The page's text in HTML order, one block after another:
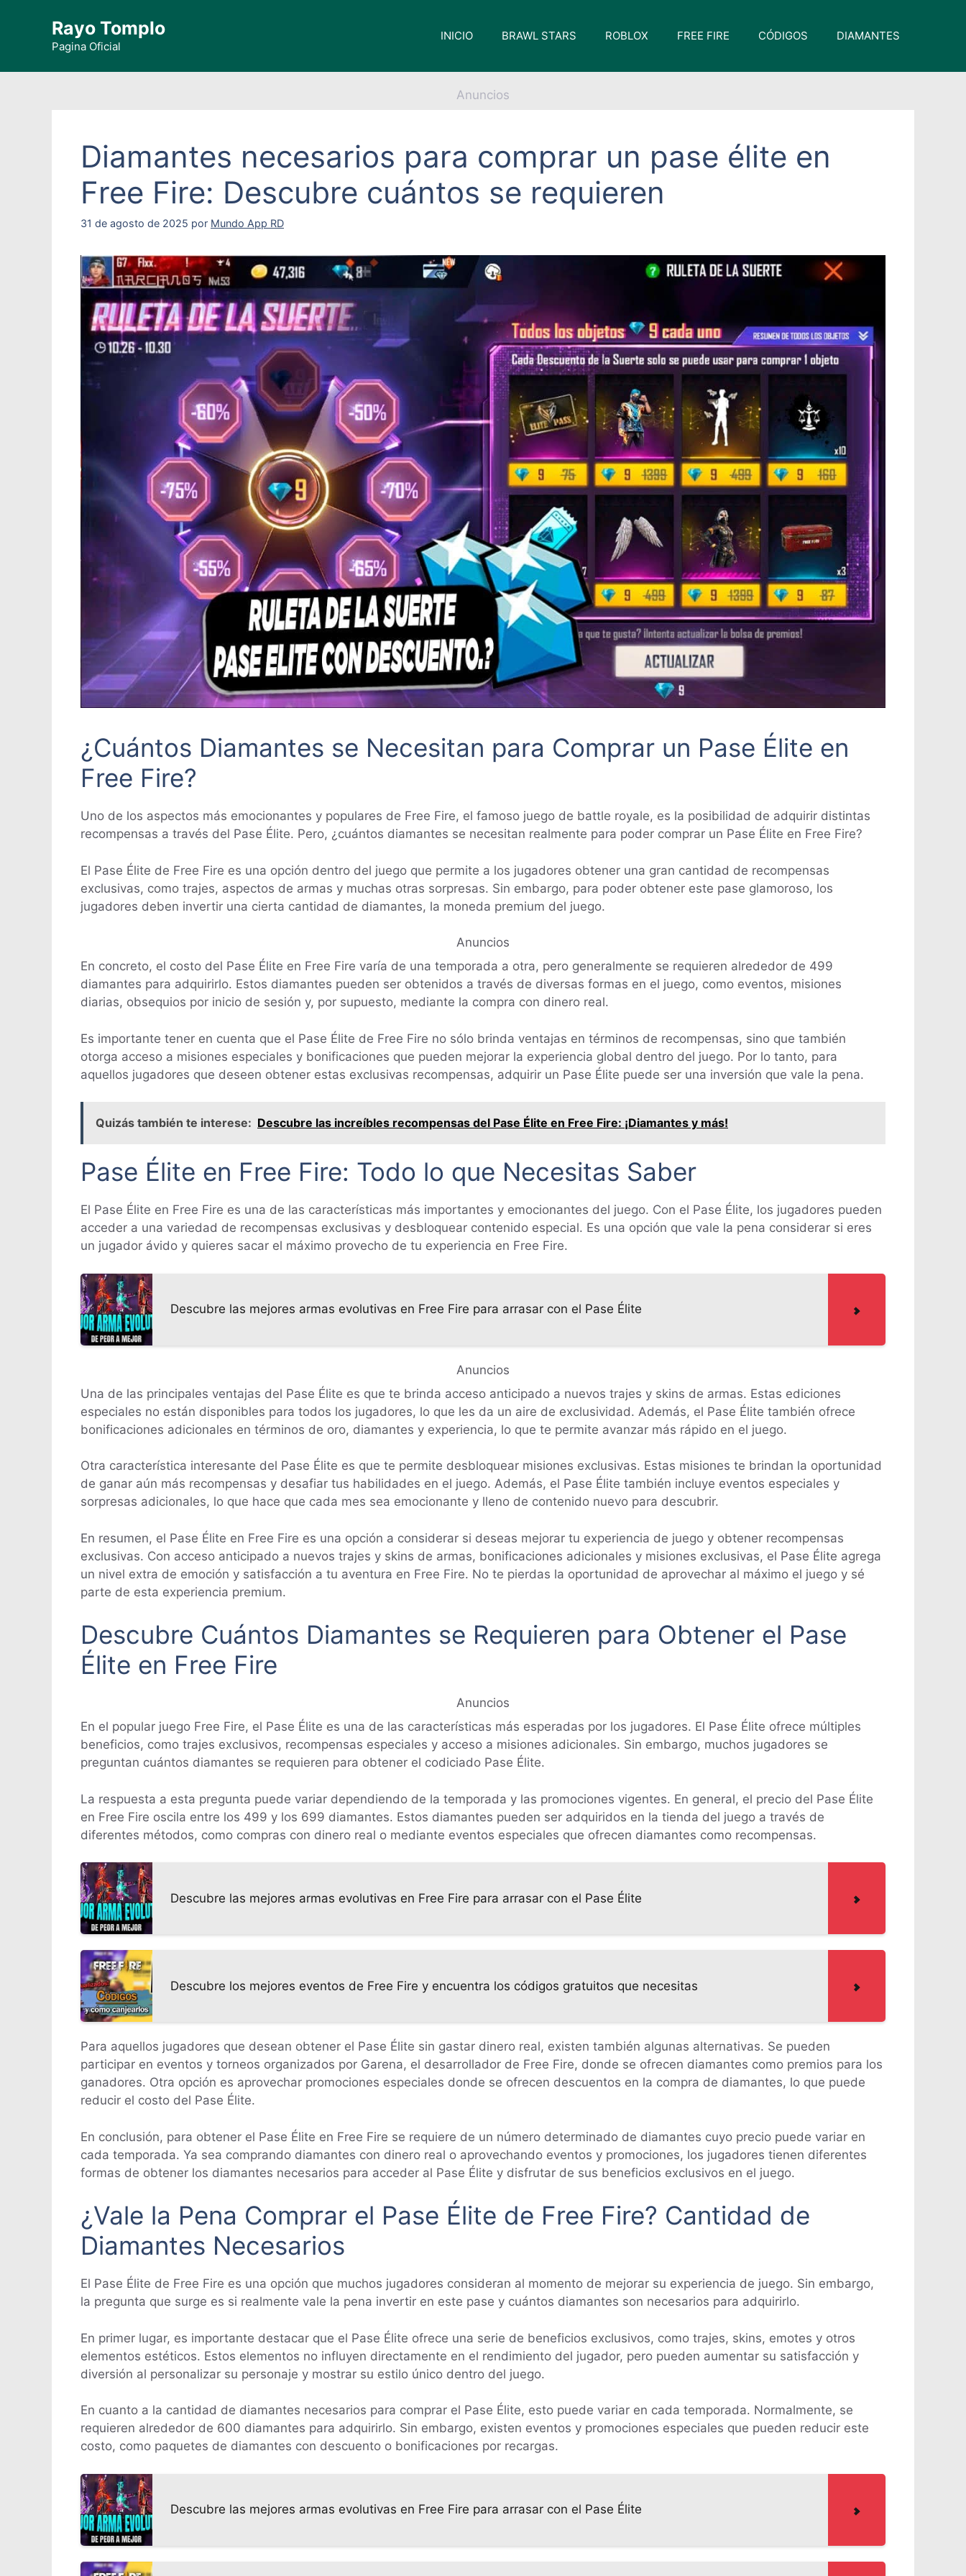
contenido
Rayo Tomplo
Pagina Oficial
INICIO BRAWL STARS ROBLOX FREE FIRE CÓDIGOS DIAMANTES
Anuncios
Diamantes necesarios para comprar un pase élite en
Free Fire: Descubre cuántos se requieren
31 de agosto de 2025 por Mundo App RD
¿Cuántos Diamantes se Necesitan para Comprar un Pase Élite en
Free Fire?
Uno de los aspectos más emocionantes y populares de Free Fire, el famoso juego de battle royale, es la posibilidad de adquirir distintas
recompensas a través del Pase Élite. Pero, ¿cuántos diamantes se necesitan realmente para poder comprar un Pase Élite en Free Fire?
El Pase Élite de Free Fire es una opción dentro del juego que permite a los jugadores obtener una gran cantidad de recompensas
exclusivas, como trajes, aspectos de armas y muchas otras sorpresas. Sin embargo, para poder obtener este pase glamoroso, los
jugadores deben invertir una cierta cantidad de diamantes, la moneda premium del juego.
Anuncios
En concreto, el costo del Pase Élite en Free Fire varía de una temporada a otra, pero generalmente se requieren alrededor de 499
diamantes para adquirirlo. Estos diamantes pueden ser obtenidos a través de diversas formas en el juego, como eventos, misiones
diarias, obsequios por inicio de sesión y, por supuesto, mediante la compra con dinero real.
Es importante tener en cuenta que el Pase Élite de Free Fire no sólo brinda ventajas en términos de recompensas, sino que también
otorga acceso a misiones especiales y bonificaciones que pueden mejorar la experiencia global dentro del juego. Por lo tanto, para
aquellos jugadores que deseen obtener estas exclusivas recompensas, adquirir un Pase Élite puede ser una inversión que vale la pena.
Quizás también te interese: Descubre las increíbles recompensas del Pase Élite en Free Fire: ¡Diamantes y más!
Pase Élite en Free Fire: Todo lo que Necesitas Saber
El Pase Élite en Free Fire es una de las características más importantes y emocionantes del juego. Con el Pase Élite, los jugadores pueden
acceder a una variedad de recompensas exclusivas y desbloquear contenido especial. Es una opción que vale la pena considerar si eres
un jugador ávido y quieres sacar el máximo provecho de tu experiencia en Free Fire.
Descubre las mejores armas evolutivas en Free Fire para arrasar con el Pase Élite
Anuncios
Una de las principales ventajas del Pase Élite es que te brinda acceso anticipado a nuevos trajes y skins de armas. Estas ediciones
especiales no están disponibles para todos los jugadores, lo que les da un aire de exclusividad. Además, el Pase Élite también ofrece
bonificaciones adicionales en términos de oro, diamantes y experiencia, lo que te permite avanzar más rápido en el juego.
Otra característica interesante del Pase Élite es que te permite desbloquear misiones exclusivas. Estas misiones te brindan la oportunidad
de ganar aún más recompensas y desafiar tus habilidades en el juego. Además, el Pase Élite también incluye eventos especiales y
sorpresas adicionales, lo que hace que cada mes sea emocionante y lleno de contenido nuevo para descubrir.
En resumen, el Pase Élite en Free Fire es una opción a considerar si deseas mejorar tu experiencia de juego y obtener recompensas
exclusivas. Con acceso anticipado a nuevos trajes y skins de armas, bonificaciones adicionales y misiones exclusivas, el Pase Élite agrega
un nivel extra de emoción y satisfacción a tu aventura en Free Fire. No te pierdas la oportunidad de aprovechar al máximo el juego y sé
parte de esta experiencia premium.
Descubre Cuántos Diamantes se Requieren para Obtener el Pase
Élite en Free Fire
Anuncios
En el popular juego Free Fire, el Pase Élite es una de las características más esperadas por los jugadores. El Pase Élite ofrece múltiples
beneficios, como trajes exclusivos, recompensas especiales y acceso a misiones adicionales. Sin embargo, muchos jugadores se
preguntan cuántos diamantes se requieren para obtener el codiciado Pase Élite.
La respuesta a esta pregunta puede variar dependiendo de la temporada y las promociones vigentes. En general, el precio del Pase Élite
en Free Fire oscila entre los 499 y los 699 diamantes. Estos diamantes pueden ser adquiridos en la tienda del juego a través de
diferentes métodos, como compras con dinero real o mediante eventos especiales que ofrecen diamantes como recompensas.
Descubre las mejores armas evolutivas en Free Fire para arrasar con el Pase Élite
Descubre los mejores eventos de Free Fire y encuentra los códigos gratuitos que necesitas
Para aquellos jugadores que desean obtener el Pase Élite sin gastar dinero real, existen también algunas alternativas. Se pueden
participar en eventos y torneos organizados por Garena, el desarrollador de Free Fire, donde se ofrecen diamantes como premios para los
ganadores. Otra opción es aprovechar promociones especiales donde se ofrecen descuentos en la compra de diamantes, lo que puede
reducir el costo del Pase Élite.
En conclusión, para obtener el Pase Élite en Free Fire se requiere de un número determinado de diamantes cuyo precio puede variar en
cada temporada. Ya sea comprando diamantes con dinero real o aprovechando eventos y promociones, los jugadores tienen diferentes
formas de obtener los diamantes necesarios para acceder al Pase Élite y disfrutar de sus beneficios exclusivos en el juego.
¿Vale la Pena Comprar el Pase Élite de Free Fire? Cantidad de
Diamantes Necesarios
El Pase Élite de Free Fire es una opción que muchos jugadores consideran al momento de mejorar su experiencia de juego. Sin embargo,
la pregunta que surge es si realmente vale la pena invertir en este pase y cuántos diamantes son necesarios para adquirirlo.
En primer lugar, es importante destacar que el Pase Élite ofrece una serie de beneficios exclusivos, como trajes, skins, emotes y otros
elementos estéticos. Estos elementos no influyen directamente en el rendimiento del jugador, pero pueden aumentar su satisfacción y
diversión al personalizar su personaje y mostrar su estilo único dentro del juego.
En cuanto a la cantidad de diamantes necesarios para comprar el Pase Élite, esto puede variar en cada temporada. Normalmente, se
requieren alrededor de 600 diamantes para adquirirlo. Sin embargo, existen eventos y promociones especiales que pueden reducir este
costo, como paquetes de diamantes con descuento o bonificaciones por recargas.
Descubre las mejores armas evolutivas en Free Fire para arrasar con el Pase Élite